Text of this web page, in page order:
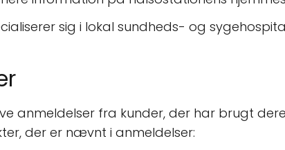
sig i lokal sundheds- og
anmeldelser fra kunder, der har brugt
der er nævnt i anmeldelser: